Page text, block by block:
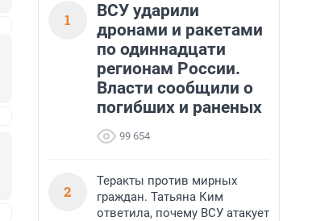
1
ВСУ ударили
дронами и ракетами
по одиннадцати
регионам России.
Власти сообщили о
погибших и раненых
99 654
2
Теракты против мирных
граждан. Татьяна Ким
ответила, почему ВСУ атакует